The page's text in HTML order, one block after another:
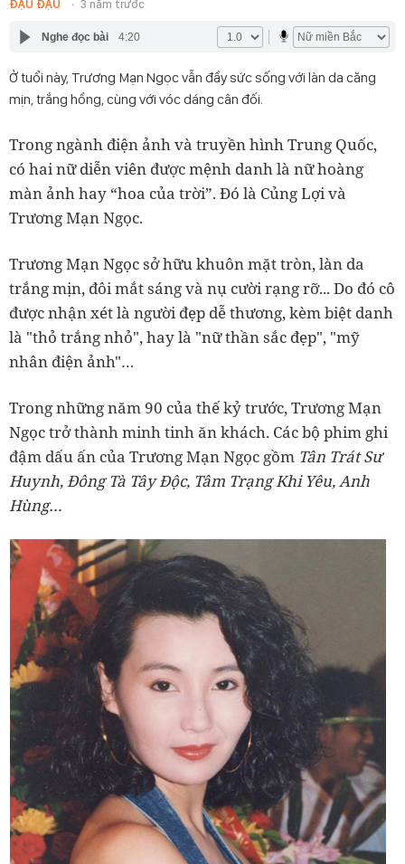
ĐẬU ĐẬU 3 năm trước
Nghe đọc bài 4:20
Ở tuổi này, Trương Mạn Ngọc vẫn đầy sức sống với làn da căng
mịn, trắng hồng, cùng với vóc dáng cân đối.
Trong ngành điện ảnh và truyền hình Trung Quốc,
có hai nữ diễn viên được mệnh danh là nữ hoàng
màn ảnh hay “hoa của trời”. Đó là Củng Lợi và
Trương Mạn Ngọc.
Trương Mạn Ngọc sở hữu khuôn mặt tròn, làn da
trắng mịn, đôi mắt sáng và nụ cười rạng rỡ... Do đó cô
được nhận xét là người đẹp dễ thương, kèm biệt danh
là "thỏ trắng nhỏ", hay là "nữ thần sắc đẹp", "mỹ
nhân điện ảnh"…
Trong những năm 90 của thế kỷ trước, Trương Mạn
Ngọc trở thành minh tinh ăn khách. Các bộ phim ghi
đậm dấu ấn của Trương Mạn Ngọc gồm Tân Trát Sư
Huynh, Đông Tà Tây Độc, Tâm Trạng Khi Yêu, Anh
Hùng…